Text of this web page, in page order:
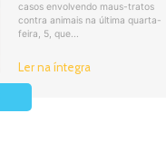
casos envolvendo maus-tratos
contra animais na última quarta-
feira, 5, que...
Ler na íntegra